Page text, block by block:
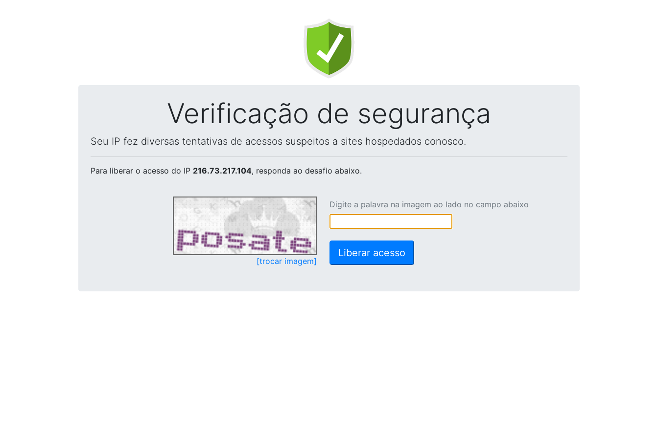
Verificação de segurança
Seu IP fez diversas tentativas de acessos suspeitos a sites hospedados conosco.
Para liberar o acesso do IP 216.73.217.104, responda ao desafio abaixo.
[trocar imagem]
Digite a palavra na imagem ao lado no campo abaixo